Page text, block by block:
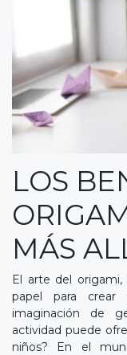
LOS
MÁS
El arte del origami,
papel para crear
imaginación de
actividad puede
niños? En el